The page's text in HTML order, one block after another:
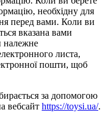
необхідну для
перед вами. Коли ви
вказана вами
належне
листа,
пошти, щоб
за допомогою
вебсайт https://toysi.ua/.